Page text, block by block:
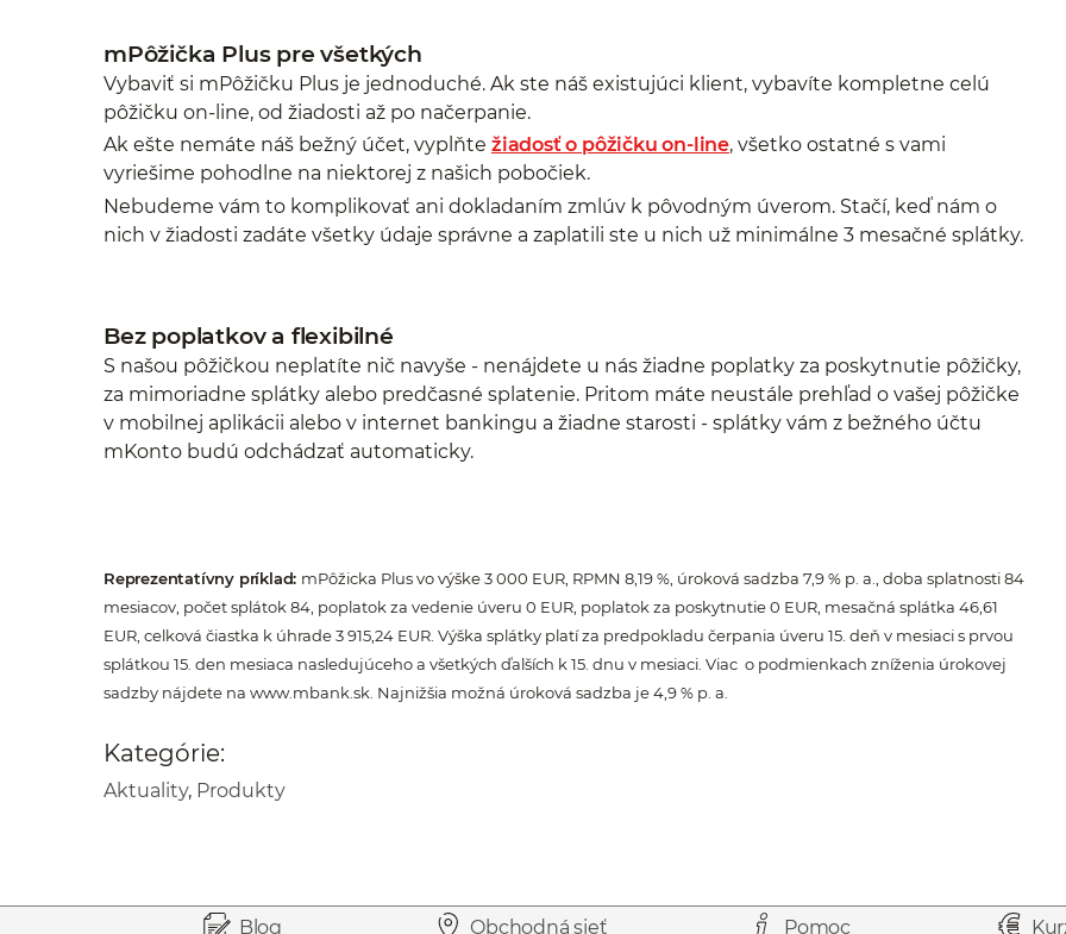
mPôžička Plus pre všetkých
Vybaviť si mPôžičku Plus je jednoduché. Ak ste náš existujúci klient, vybavíte kompletne celú
pôžičku on-line, od žiadosti až po načerpanie.
Ak ešte nemáte náš bežný účet, vyplňte žiadosť o pôžičku on-line, všetko ostatné s vami
vyriešime pohodlne na niektorej z našich pobočiek.
Nebudeme vám to komplikovať ani dokladaním zmlúv k pôvodným úverom. Stačí, keď nám o
nich v žiadosti zadáte všetky údaje správne a zaplatili ste u nich už minimálne 3 mesačné splátky.
Bez poplatkov a flexibilné
S našou pôžičkou neplatíte nič navyše - nenájdete u nás žiadne poplatky za poskytnutie pôžičky,
za mimoriadne splátky alebo predčasné splatenie. Pritom máte neustále prehľad o vašej pôžičke
v mobilnej aplikácii alebo v internet bankingu a žiadne starosti - splátky vám z bežného účtu
mKonto budú odchádzať automaticky.
Reprezentatívny príklad: mPôžicka Plus vo výške 3 000 EUR, RPMN 8,19 %, úroková sadzba 7,9 % p. a., doba splatnosti 84
mesiacov, počet splátok 84, poplatok za vedenie úveru 0 EUR, poplatok za poskytnutie 0 EUR, mesačná splátka 46,61
EUR, celková čiastka k úhrade 3 915,24 EUR. Výška splátky platí za predpokladu čerpania úveru 15. deň v mesiaci s prvou
splátkou 15. den mesiaca nasledujúceho a všetkých ďalších k 15. dnu v mesiaci. Viac o podmienkach zníženia úrokovej
sadzby nájdete na www.mbank.sk. Najnižšia možná úroková sadzba je 4,9 % p. a.
Kategórie:
Aktuality, Produkty
Blog Obchodná sieť Pomoc